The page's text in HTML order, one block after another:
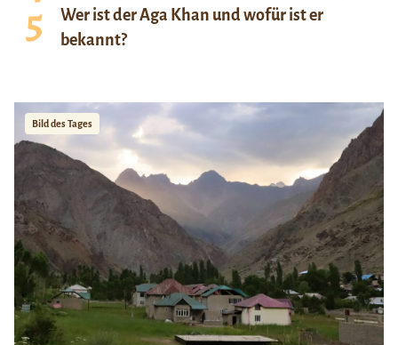
Wer ist der Aga Khan und wofür ist er
bekannt?
Bild des Tages